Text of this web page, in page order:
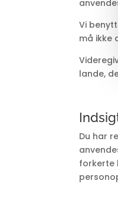
Vi
må ikke
lande,
Du har
forkerte